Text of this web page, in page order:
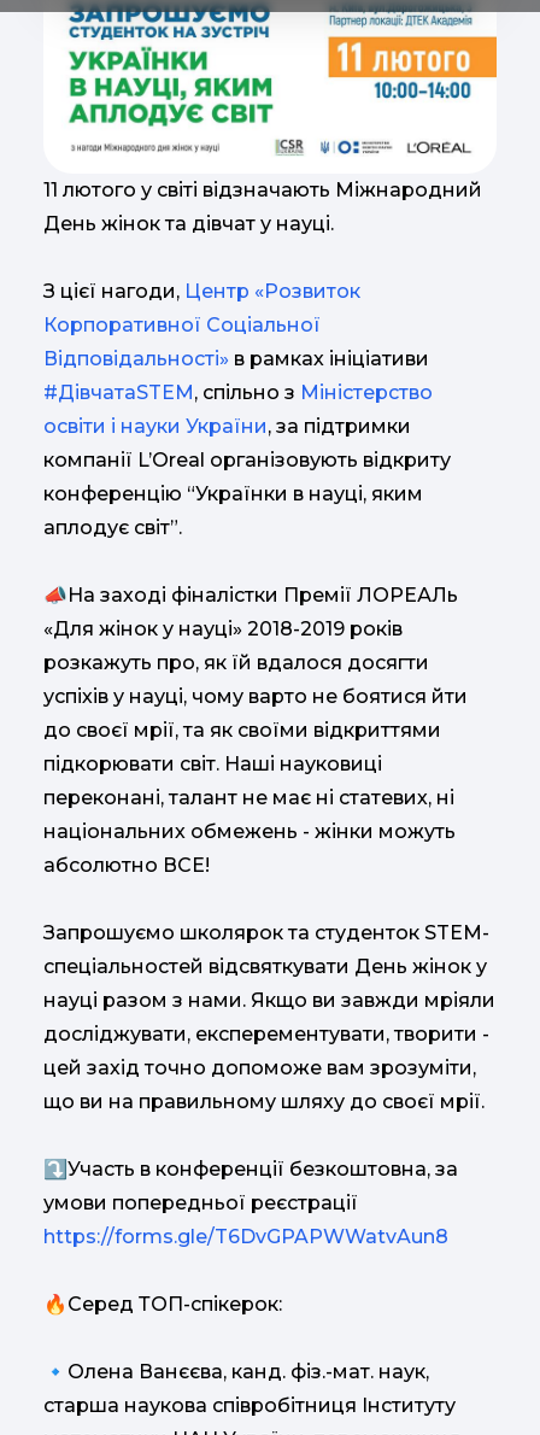
11 лютого у світі відзначають Міжнародний
День жінок та дівчат у науці.
З цієї нагоди, Центр «Розвиток
Корпоративної Соціальної
Відповідальності» в рамках ініціативи
#ДівчатаSTEM, спільно з Міністерство
освіти і науки України, за підтримки
компанії L’Oreal організовують відкриту
конференцію “Українки в науці, яким
аплодує світ”.
📣На заході фіналістки Премії ЛОРЕАЛь
«Для жінок у науці» 2018-2019 років
розкажуть про, як їй вдалося досягти
успіхів у науці, чому варто не боятися йти
до своєї мрії, та як своїми відкриттями
підкорювати світ. Наші науковиці
переконані, талант не має ні статевих, ні
національних обмежень - жінки можуть
абсолютно ВСЕ!
Запрошуємо школярок та студенток STEM-
спеціальностей відсвяткувати День жінок у
науці разом з нами. Якщо ви завжди мріяли
досліджувати, експерементувати, творити -
цей захід точно допоможе вам зрозуміти,
що ви на правильному шляху до своєї мрії.
⤵Участь в конференції безкоштовна, за
умови попередньої реєстрації
https://forms.gle/T6DvGPAPWWatvAun8
🔥Серед ТОП-спікерок:
🔹Олена Ванєєва, канд. фіз.-мат. наук,
старша наукова співробітниця Інституту